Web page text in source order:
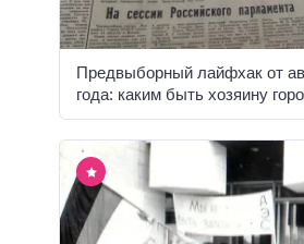
Предвыборный лайфхак от
года: каким быть хозяину